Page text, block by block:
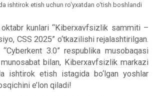
ishtirok etish uchun ro‘yxatdan o‘tish boshlandi
kunlari “Kiberxavfsizlik sammiti –
CSS 2025” o‘tkazilishi rejalashtirilgan.
3.0” respublika musobaqasi
munosabat bilan, Kiberxavfsizlik markazi
ishtirok etish istagida bo‘lgan yoshlar
e’lon qiladi!